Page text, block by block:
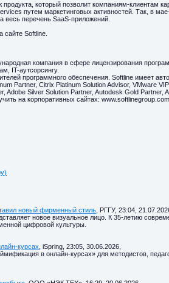
который позволит компаниям-клиентам
путем маркетинговых активностей. Так, в
весь перечень SaaS-приложений.
сайте Softline.
компания в сфере лицензирования
IT-аутсорсингу.
программного обеспечения. Softline имеет
Partner, Citrix Platinum Solution Advisor, VMware
Adobe Silver Solution Partner, Autodesk Gold Partner,
на корпоративных сайтах:
новый фирменный стиль , РГГУ, 23:04,
новое визуальное лицо. К 35-летию
цифровой культуры.
курсах , iSpring, 23:05, 30.06.2026,
в онлайн-курсах» для методистов,